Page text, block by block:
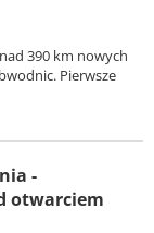
390 km nowych
Pierwsze
-
otwarciem